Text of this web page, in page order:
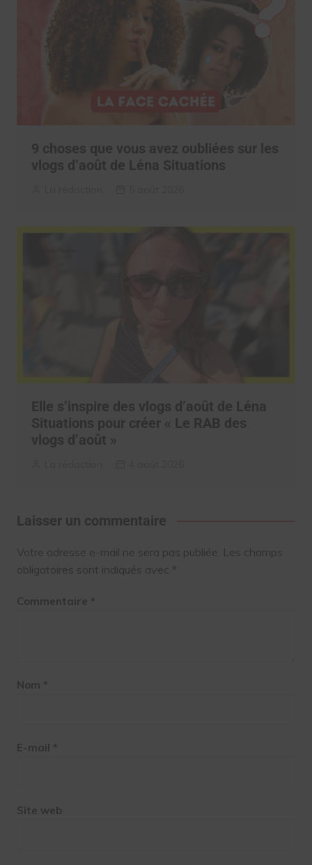
9 choses que vous avez oubliées sur les
vlogs d’août de Léna Situations
Elle s’inspire des vlogs d’août de Léna
Situations pour créer « Le RAB des
vlogs d’août »
Laisser un commentaire
Votre adresse e-mail ne sera pas publiée. Les champs
obligatoires sont indiqués avec *
Commentaire *
Nom *
E-mail *
Site web